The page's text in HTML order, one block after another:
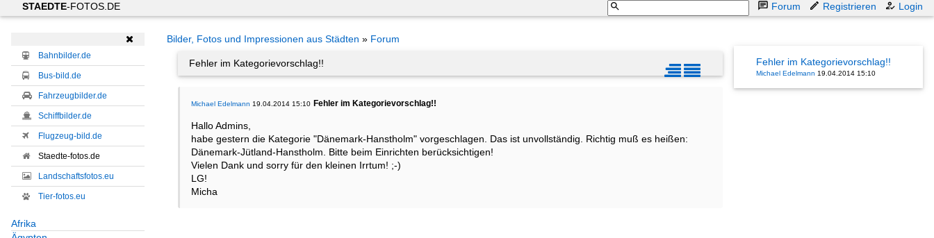
STAEDTE-FOTOS.DE Forum Registrieren Login

Bahnbilder.de
Bus-bild.de
Fahrzeugbilder.de
Schiffbilder.de
Flugzeug-bild.de
Staedte-fotos.de
Landschaftsfotos.eu
Tier-fotos.eu
Afrika
Bilder, Fotos und Impressionen aus Städten » Forum
Fehler im Kategorievorschlag!!
Michael Edelmann 19.04.2014 15:10 Fehler im Kategorievorschlag!!
Hallo Admins,
habe gestern die Kategorie "Dänemark-Hanstholm" vorgeschlagen. Das ist unvollständig. Richtig muß es heißen:
Dänemark-Jütland-Hanstholm. Bitte beim Einrichten berücksichtigen!
Vielen Dank und sorry für den kleinen Irrtum! ;-)
LG!
Micha
Fehler im Kategorievorschlag!!
Michael Edelmann 19.04.2014 15:10